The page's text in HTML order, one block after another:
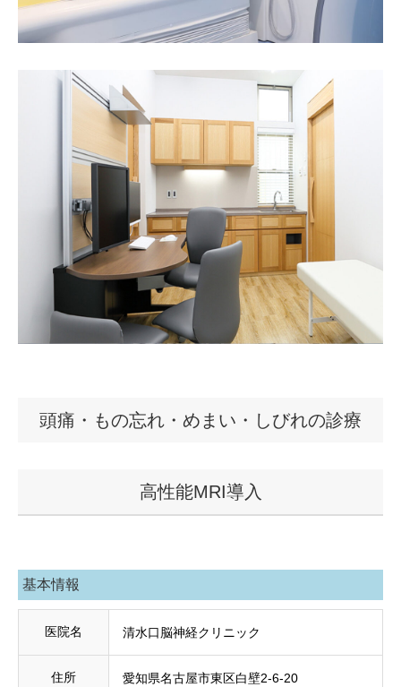
頭痛・もの忘れ・めまい・しびれの診療
高性能MRI導入
基本情報
医院名 清水口脳神経クリニック
住所 愛知県名古屋市東区白壁2-6-20